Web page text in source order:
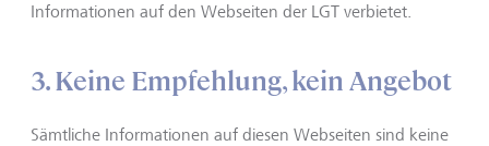
Informationen auf den Webseiten der LGT verbietet.
3. Keine Empfehlung, kein Angebot
Sämtliche Informationen auf diesen Webseiten sind keine